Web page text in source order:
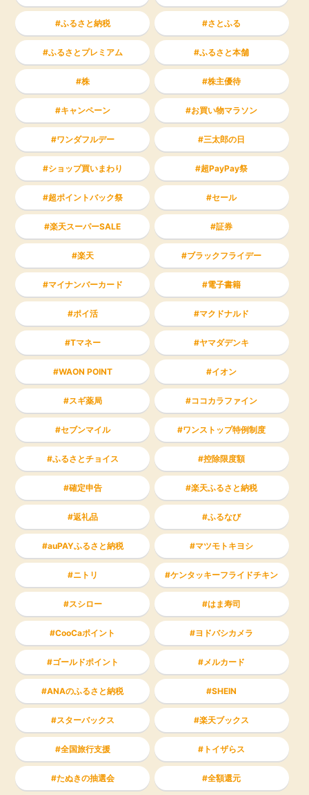
ふるさと納税 さとふる
ふるさとプレミアム ふるさと本舗
株 株主優待
キャンペーン お買い物マラソン
ワンダフルデー 三太郎の日
ショップ買いまわり 超PayPay祭
超ポイントバック祭 セール
楽天スーパーSALE 証券
楽天 ブラックフライデー
マイナンバーカード 電子書籍
ポイ活 マクドナルド
Tマネー ヤマダデンキ
WAON POINT イオン
スギ薬局 ココカラファイン
セブンマイル ワンストップ特例制度
ふるさとチョイス 控除限度額
確定申告 楽天ふるさと納税
返礼品 ふるなび
auPAYふるさと納税 マツモトキヨシ
ニトリ ケンタッキーフライドチキン
スシロー はま寿司
CooCaポイント ヨドバシカメラ
ゴールドポイント メルカード
ANAのふるさと納税 SHEIN
スターバックス 楽天ブックス
全国旅行支援 トイザらス
たぬきの抽選会 全額還元